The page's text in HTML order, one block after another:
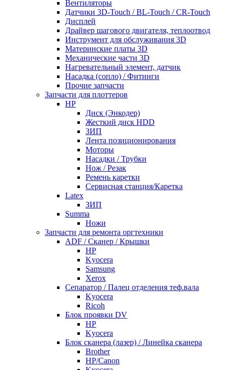
Вентиляторы
Датчики 3D-Touch / BL-Touch / CR-Touch
Дисплей
Драйвер шагового двигателя, теплоотвод
Инструмент для обслуживания 3D
Материнские платы 3D
Механические части 3D
Нагревательный элемент, датчик
Насадка (сопло) / Фитинги
Прочие запчасти
Запчасти для плоттеров
HP
Диск (Энкодер)
Жесткий диск HDD
ЗИП
Лента позиционирования
Моторы
Насадки / Трубки
Нож / Резак
Ремень каретки
Сервисная станция/Каретка
Latex
ЗИП
Summa
Ножи
Запчасти для ремонта оргтехники
ADF / Сканер / Крышки
HP
Kyocera
Samsung
Xerox
Cепаратор / Палец отделения теф.вала
Kyocera
Ricoh
Блок проявки DV
HP
Kyocera
Блок сканера (лазер) / Линейка сканера
Brother
HP/Canon